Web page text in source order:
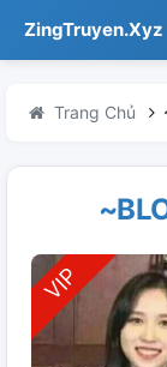
ZingTruyen.Xyz
Trang Chủ